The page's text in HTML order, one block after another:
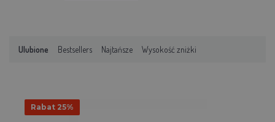
Ulubione Bestsellers Najtańsze Wysokość zniżki
Rabat 25%